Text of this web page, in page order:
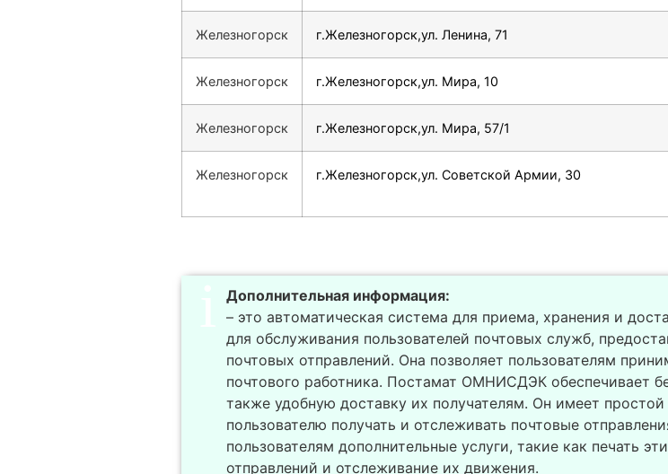
Железногорск г.Железногорск,ул. Ленина, 71
Железногорск г.Железногорск,ул. Мира, 10
Железногорск г.Железногорск,ул. Мира, 57/1
Железногорск г.Железногорск,ул. Советской Армии, 30
Дополнительная информация:
– это автоматическая система для приема, хранения и
для обслуживания пользователей почтовых служб,
почтовых отправлений. Она позволяет пользователям
почтового работника. Постамат ОМНИСДЭК обеспечивает
также удобную доставку их получателям. Он имеет
пользователю получать и отслеживать почтовые
пользователям дополнительные услуги, такие как печать
отправлений и отслеживание их движения.